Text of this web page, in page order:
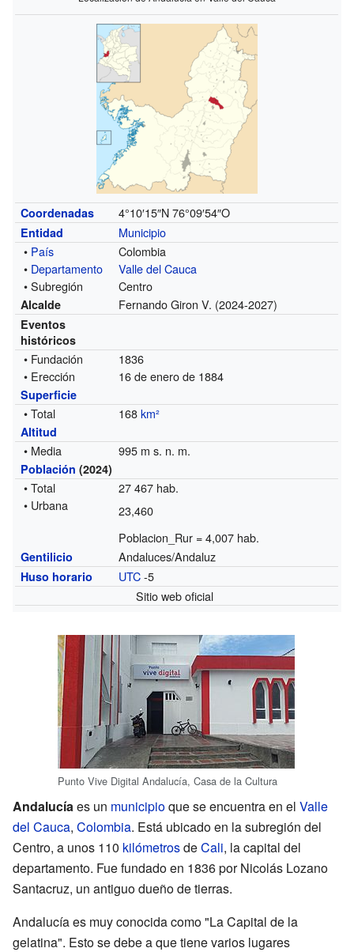
Coordenadas 4°10′15″N 76°09′54″O
Entidad
Municipio
• País
Colombia
• Departamento
Valle del Cauca
• Subregión
Centro
Alcalde Fernando Giron V. (2024-2027)
Eventos
históricos
• Fundación
1836
• Erección
16 de enero de 1884
Superficie
• Total 168km²
Altitud
• Media 995 m s. n. m.
Población (2024)
• Total
27 467 hab.
• Urbana
23,460
Poblacion_Rur = 4,007 hab.
Gentilicio Andaluces/Andaluz
Huso horario UTC-5
Sitio web oficial
Punto Vive Digital Andalucía, Casa de la Cultura
Andalucíaes un municipioque se encuentra en el Valle
del Cauca, Colombia. Está ubicado en la subregión del
Centro, a unos 110 kilómetrosdeCali, la capital del
departamento. Fue fundado en 1836 por Nicolás Lozano
Santacruz, un antiguo dueño de tierras.
Andalucía es muy conocida como "La Capital de la
gelatina". Esto se debe a que tiene varios lugares